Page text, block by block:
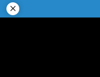
×